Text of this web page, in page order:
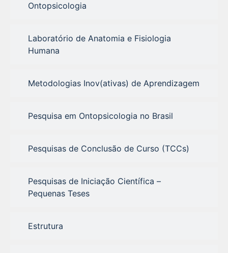
Ontopsicologia
Laboratório de Anatomia e Fisiologia
Humana
Metodologias Inov(ativas) de Aprendizagem
Pesquisa em Ontopsicologia no Brasil
Pesquisas de Conclusão de Curso (TCCs)
Pesquisas de Iniciação Científica –
Pequenas Teses
Estrutura